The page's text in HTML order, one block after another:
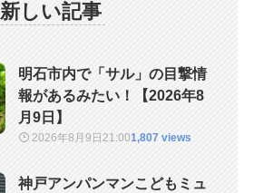
新しい記事
明石市内で「サル」の目撃情
報があるみたい！【2026年8
月9日】
2026年8月9日 21:001,807 views
神戸アンパンマンこどもミュ